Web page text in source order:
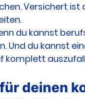
Versichert ist
du kannst
Und du kannst
komplett
deinen